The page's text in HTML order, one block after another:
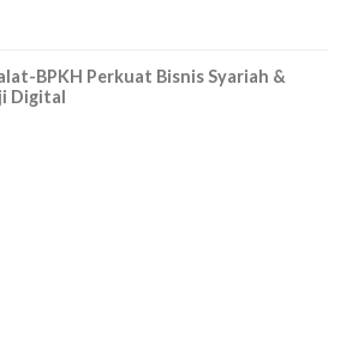
BPKH Perkuat Bisnis Syariah &
Digital